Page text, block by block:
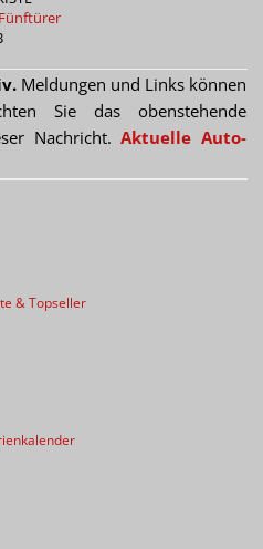
Meldungen und Links können
Sie das obenstehende
Nachricht.Aktuelle Auto-
& Topseller